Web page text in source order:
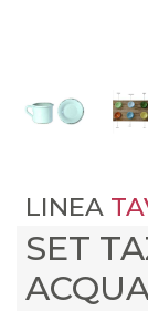
LINEA
SET